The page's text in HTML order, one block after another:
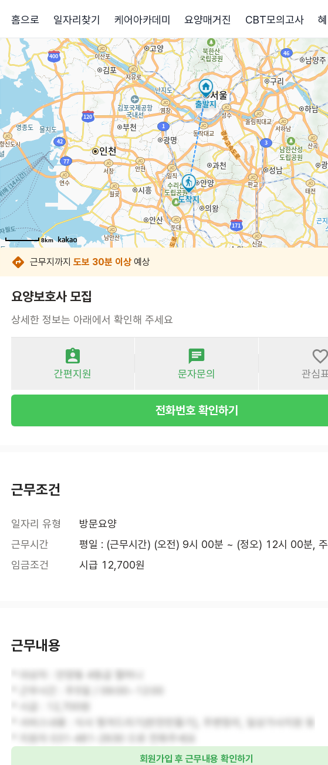
홈으로 일자리찾기 케어아카데미 요양매거진 CBT모의고사
8km
8km
8km
8km
8km
8km
8km
8km
근무지까지 도보 30분 이상 예상
요양보호사 모집
상세한 정보는 아래에서 확인해 주세요
간편지원 문자문의 관심
전화번호 확인하기
근무조건
일자리 유형
방문요양
근무시간
평일 : (근무시간) (오전) 9시 00분 ~ (정오) 12시 00분,
임금조건
시급 12,700원
근무내용
회원가입 후 근무내용 확인하기